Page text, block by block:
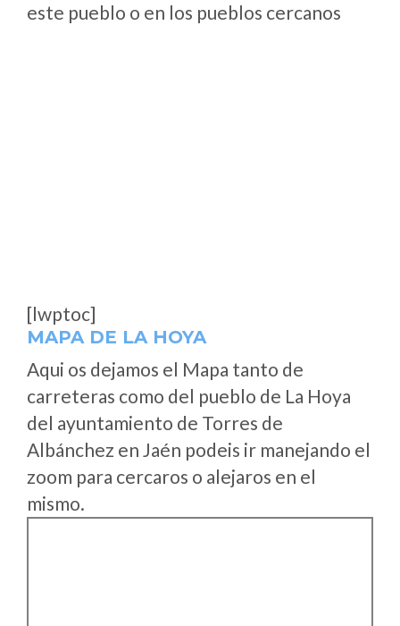
este pueblo o en los pueblos cercanos
[lwptoc]
MAPA DE LA HOYA
Aqui os dejamos el Mapa tanto de
carreteras como del pueblo de La Hoya
del ayuntamiento de Torres de
Albánchez en Jaén podeis ir manejando el
zoom para cercaros o alejaros en el
mismo.